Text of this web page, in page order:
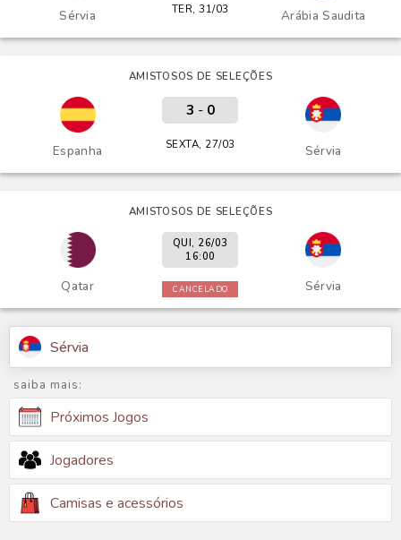
Sérvia Arábia Saudita
TER, 31/03
AMISTOSOS DE SELEÇÕES
Espanha Sérvia
3 - 0
SEXTA, 27/03
AMISTOSOS DE SELEÇÕES
Qatar Sérvia
QUI, 26/03
16:00
CANCELADO
Sérvia
saiba mais:
Próximos Jogos
Jogadores
Camisas e acessórios